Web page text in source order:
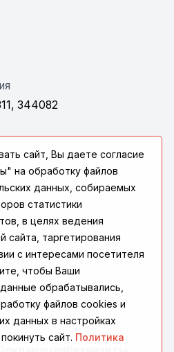
344082
сайт, Вы даете согласие
на обработку файлов
данных, собираемых
статистики
в целях ведения
сайта, таргетирования
с интересами посетителя
чтобы Ваши
обрабатывались,
файлов cookies и
данных в настройках
сайт. Политика